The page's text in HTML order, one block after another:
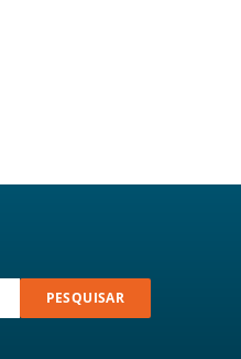
PESQUISAR